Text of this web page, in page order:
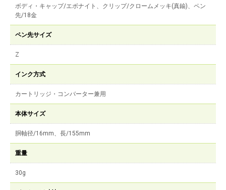
ボディ・キャップ/エボナイト、クリップ/クロームメッキ(真鍮)、ペン
先/18金
ペン先サイズ
Z
インク方式
カートリッジ・コンバーター兼用
本体サイズ
胴軸径/16mm、長/155mm
重量
30g